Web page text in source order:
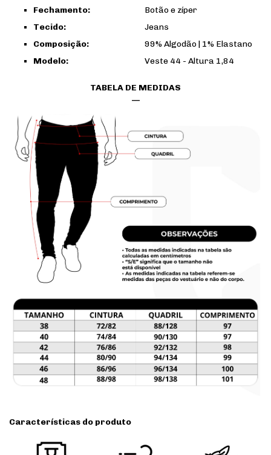
Fechamento:
Botão e zíper
Tecido:
Jeans
Composição:
99% Algodão | 1% Elastano
Modelo:
Veste 44 - Altura 1,84
TABELA DE MEDIDAS
—
Características do produto